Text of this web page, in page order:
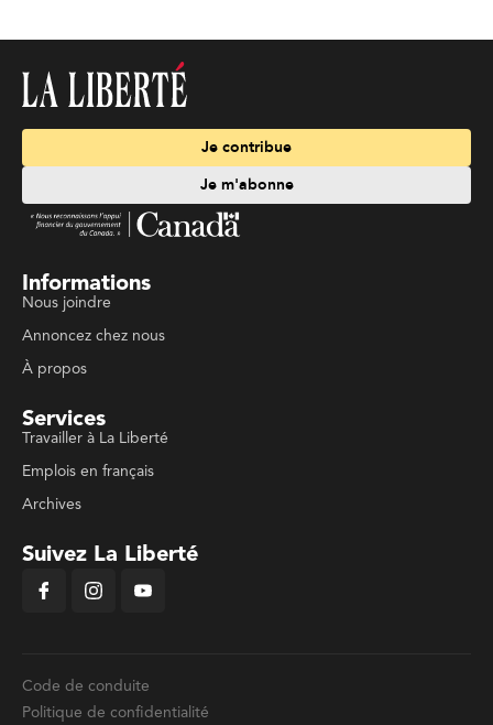
Je contribue
Je m'abonne
Informations
Nous joindre
Annoncez chez nous
À propos
Services
Travailler à La Liberté
Emplois en français
Archives
Suivez La Liberté
Code de conduite
Politique de confidentialité